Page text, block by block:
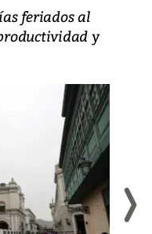
feriados al
y